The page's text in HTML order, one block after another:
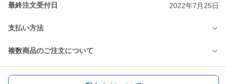
最終注文受付日 2022年7月25日
支払い方法
複数商品のご注文について